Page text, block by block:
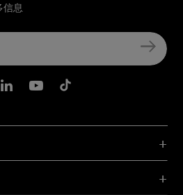
信息
Facebook
Instagram
Belkin LInkedIn
Belkin Youtube
Belkin